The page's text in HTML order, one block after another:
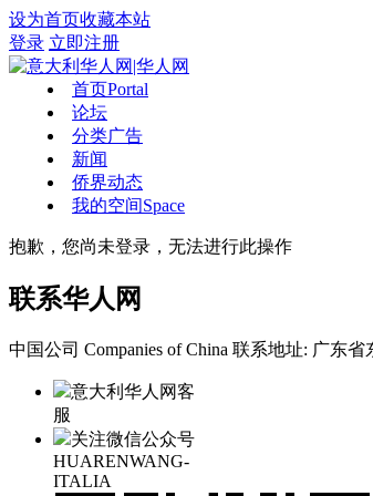
设为首页收藏本站
登录 立即注册
首页Portal
论坛
分类广告
新闻
侨界动态
我的空间Space
抱歉，您尚未登录，无法进行此操作
联系华人网
中国公司 Companies of China 联系地址: 广东省
意大利华人网客
服
关注微信公众号
HUARENWANG-
ITALIA